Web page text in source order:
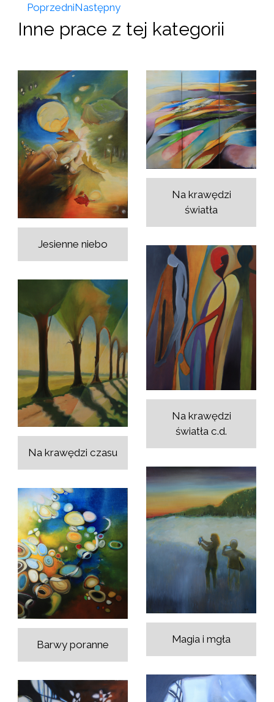
PoprzedniNastępny
Inne prace z tej kategorii
Jesienne niebo
Na krawędzi
światła
Na krawędzi
światła c.d.
Na krawędzi czasu
Magia i mgła
Barwy poranne